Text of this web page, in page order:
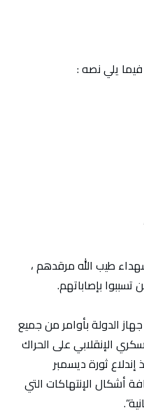
يلي نصه :
طيب الله مرقدهم ،
بإصاباتهم.
الدولة بأوامر من جميع
الإنقلابي على الحراك
ثورة ديسمبر
أشكال الإنتهاكات التي